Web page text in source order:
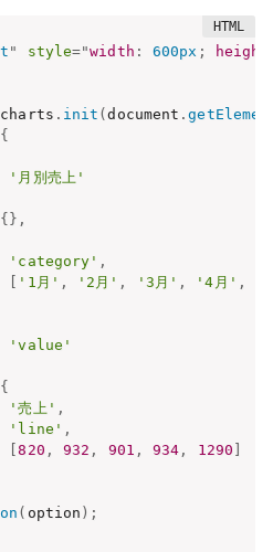
" style="width : 600px ; height
. init (document .
{
'月別売上'
{ } ,
'category' ,
'1月' , '2月' , '3月' , '4月' ,
'value'
{
'売上' ,
'line' ,
[820 , 932 , 901 , 934 , 1290
( option ) ;